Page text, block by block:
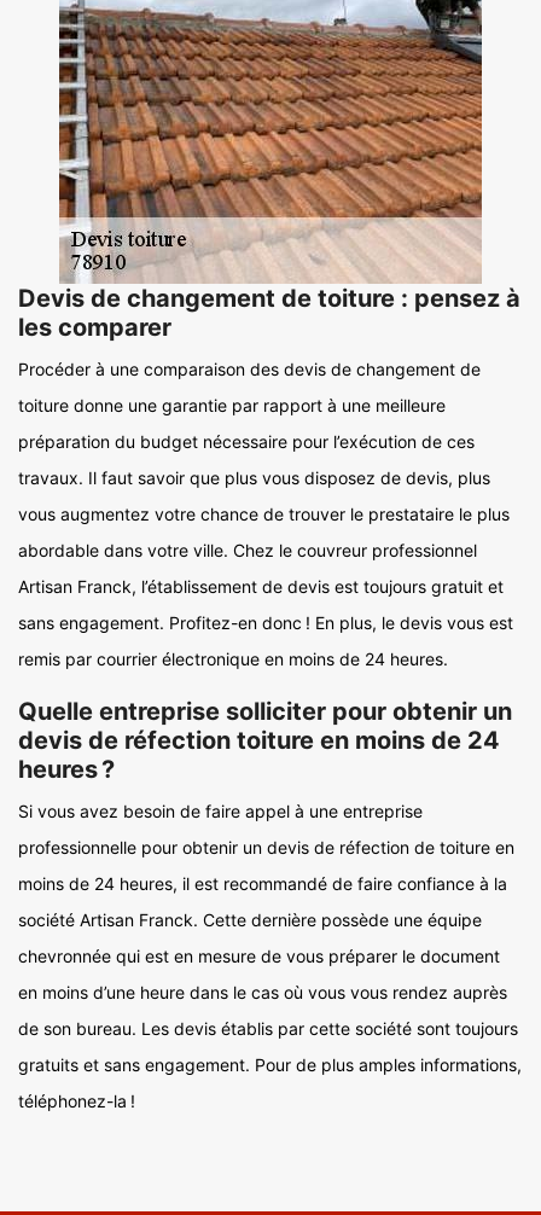
Devis de changement de toiture : pensez à
les comparer
Procéder à une comparaison des devis de changement de
toiture donne une garantie par rapport à une meilleure
préparation du budget nécessaire pour l’exécution de ces
travaux. Il faut savoir que plus vous disposez de devis, plus
vous augmentez votre chance de trouver le prestataire le plus
abordable dans votre ville. Chez le couvreur professionnel
Artisan Franck, l’établissement de devis est toujours gratuit et
sans engagement. Profitez-en donc ! En plus, le devis vous est
remis par courrier électronique en moins de 24 heures.
Quelle entreprise solliciter pour obtenir un
devis de réfection toiture en moins de 24
heures ?
Si vous avez besoin de faire appel à une entreprise
professionnelle pour obtenir un devis de réfection de toiture en
moins de 24 heures, il est recommandé de faire confiance à la
société Artisan Franck. Cette dernière possède une équipe
chevronnée qui est en mesure de vous préparer le document
en moins d’une heure dans le cas où vous vous rendez auprès
de son bureau. Les devis établis par cette société sont toujours
gratuits et sans engagement. Pour de plus amples informations,
téléphonez-la !